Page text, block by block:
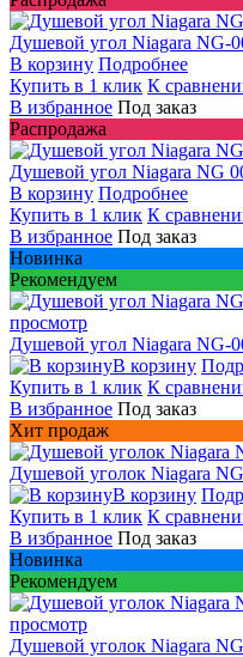
Душевой угол Niagara NG-
В корзину Подробнее
Купить в 1 клик К
В избранное Под заказ
Распродажа
Душевой угол Niagara NG
В корзину Подробнее
Купить в 1 клик К
В избранное Под заказ
Новинка
Рекомендуем
просмотр
Душевой угол Niagara NG-
В корзину
Купить в 1 клик К
В избранное Под заказ
Хит продаж
Душевой уголок Niagara
В корзину
Купить в 1 клик К
В избранное Под заказ
Новинка
Рекомендуем
просмотр
Душевой уголок Niagara